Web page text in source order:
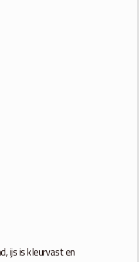
ijs is kleurvast en